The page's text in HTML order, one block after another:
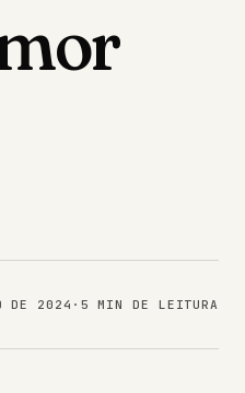
DE 2024 · 5 MIN DE LEITURA